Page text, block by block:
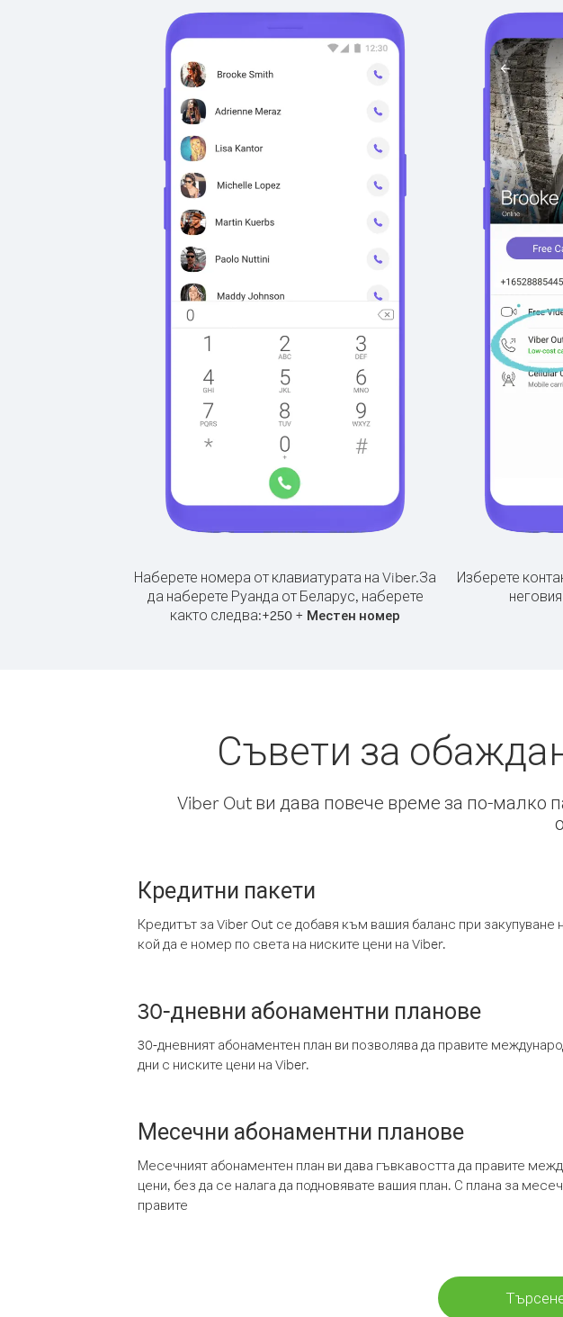
Наберете номера от клавиатурата на Viber.За
да наберете Руанда от Беларус, наберете
както следва:+250 + Местен номер
Изберете
Съвети за
Viber Out ви дава повече време за по-малко
Кредитни пакети
Кредитът за Viber Out се добавя към вашия баланс при
кой да е номер по света на ниските цени на Viber.
30-дневни абонаментни планове
30-дневният абонаментен план ви позволява да правите
дни с ниските цени на Viber.
Месечни абонаментни планове
Месечният абонаментен план ви дава гъвкавостта да правите
цени, без да се налага да подновявате вашия план. С плана за
правите